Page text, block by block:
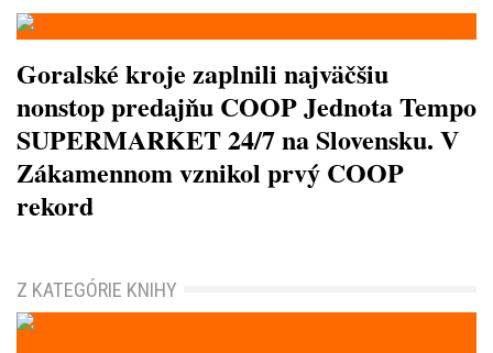
Goralské kroje zaplnili najväčšiu
nonstop predajňu COOP Jednota Tempo
SUPERMARKET 24/7 na Slovensku. V
Zákamennom vznikol prvý COOP
rekord
Z KATEGÓRIE KNIHY